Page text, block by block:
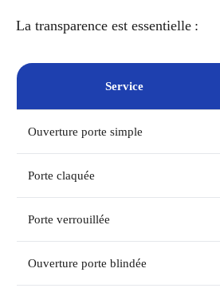
La transparence est essentielle :
Service
Ouverture porte simple
Porte claquée
Porte verrouillée
Ouverture porte blindée